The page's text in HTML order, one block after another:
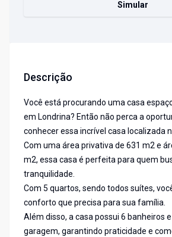
Simular
Descrição
Você está procurando uma casa
em Londrina? Então não perca a
conhecer essa incrível casa localizada
Com uma área privativa de 631 m2 e
m2, essa casa é perfeita para quem
tranquilidade.
Com 5 quartos, sendo todos suítes,
conforto que precisa para sua família.
Além disso, a casa possui 6 banheiros
garagem, garantindo praticidade e